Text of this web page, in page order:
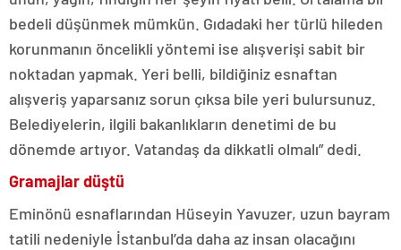
bedeli düşünmek mümkün. Gıdadaki her türlü hileden
korunmanın öncelikli yöntemi ise alışverişi sabit bir
noktadan yapmak. Yeri belli, bildiğiniz esnaftan
alışveriş yaparsanız sorun çıksa bile yeri bulursunuz.
Belediyelerin, ilgili bakanlıkların denetimi de bu
dönemde artıyor. Vatandaş da dikkatli olmalı” dedi.
Gramajlar düştü
Eminönü esnaflarından Hüseyin Yavuzer, uzun bayram
tatili nedeniyle İstanbul’da daha az insan olacağını